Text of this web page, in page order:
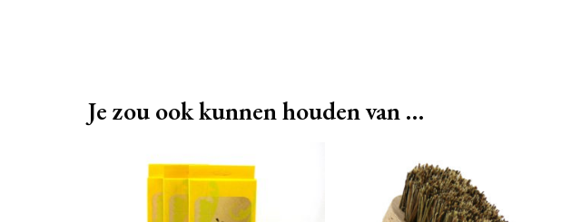
Je zou ook kunnen houden van …